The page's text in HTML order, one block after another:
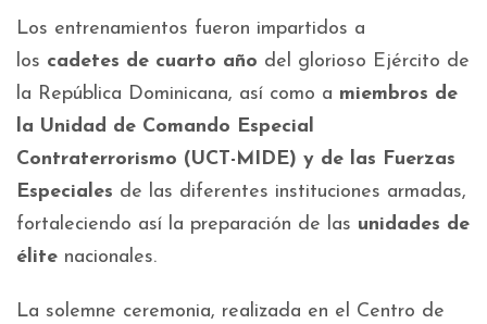
Los entrenamientos fueron impartidos a
los cadetes de cuarto año del glorioso Ejército de
la República Dominicana, así como a miembros de
la Unidad de Comando Especial
Contraterrorismo (UCT-MIDE) y de las Fuerzas
Especiales de las diferentes instituciones armadas,
fortaleciendo así la preparación de las unidades de
élite nacionales.
La solemne ceremonia, realizada en el Centro de